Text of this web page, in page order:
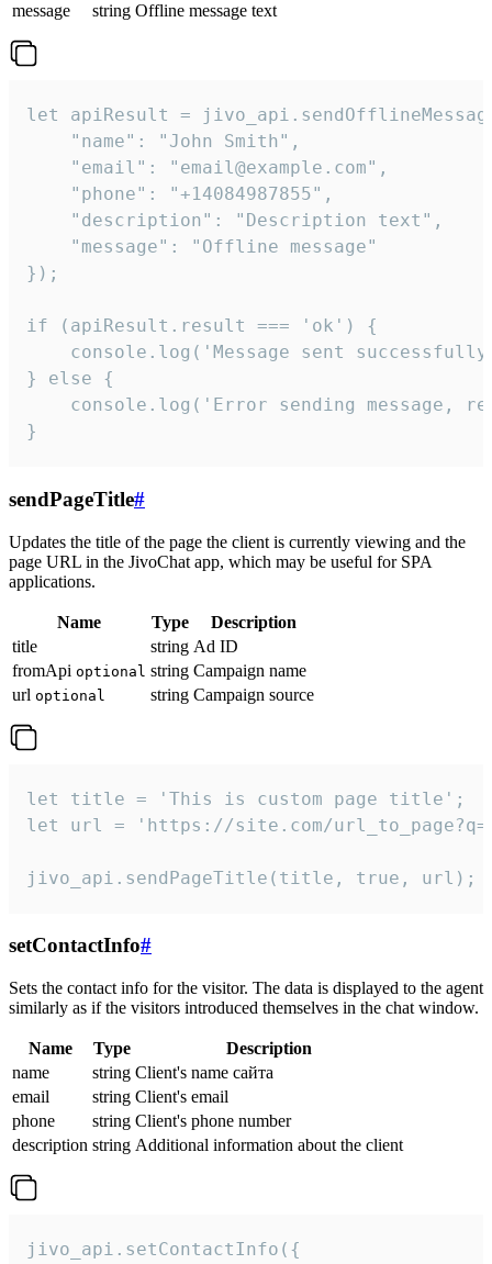
message
string Offline message text
let apiResult =
    "name": "John Smith",
    "email": "email@example.com",
    "phone": "+14084987855",
    "description": "Description text",
    "message": "Offline message"
});
if (apiResult.result === 'ok') {
console.log('Message sent
} else {
console.log('Error sending message,
}
sendPageTitle#
Updates the title of the page the client is currently viewing and the
page URL in the JivoChat app, which may be useful for SPA
applications.
Name Type
Description
title
string Ad ID
fromApi optional string Campaign name
url optional string Campaign source
let title = 'This is custom page title';
let url = 'https://site.com/
jivo_api.sendPageTitle(title, true, url);
setContactInfo#
Sets the contact info for the visitor. The data is displayed to the agent
similarly as if the visitors introduced themselves in the chat window.
Name Type
Description
name
string Client's name сайта
email
string Client's email
phone
string Client's phone number
description string Additional information about the client
jivo_api.setContactInfo({